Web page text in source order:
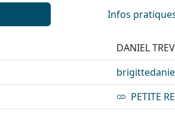
Infos
DANIEL
PETITE